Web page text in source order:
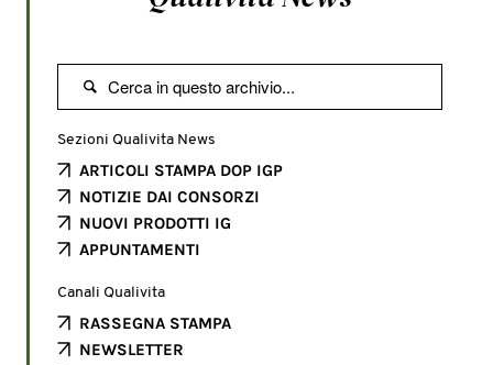

Sezioni Qualivita News
ARTICOLI STAMPA DOP IGP
NOTIZIE DAI CONSORZI
NUOVI PRODOTTI IG
APPUNTAMENTI
Canali Qualivita
RASSEGNA STAMPA
NEWSLETTER